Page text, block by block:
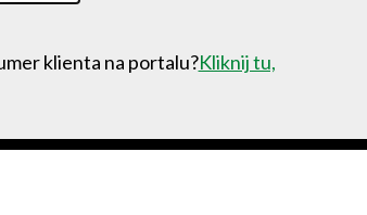
klienta na portalu?Kliknij tu,